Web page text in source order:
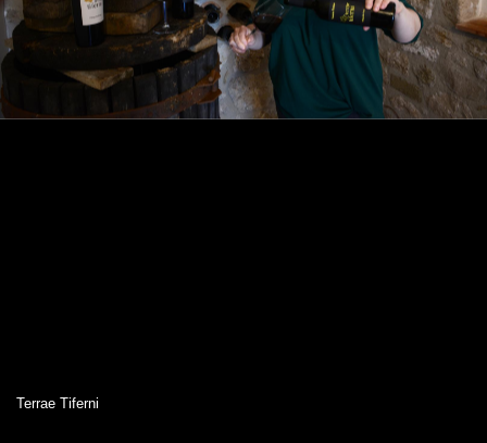
Terrae Tiferni